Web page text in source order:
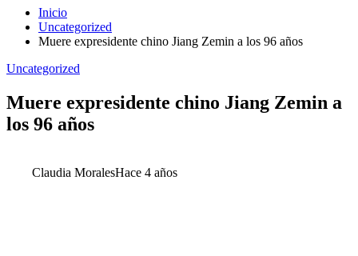
Inicio
Uncategorized
Muere expresidente chino Jiang Zemin a los 96 años
Uncategorized
Muere expresidente chino Jiang Zemin a
los 96 años
Claudia MoralesHace 4 años